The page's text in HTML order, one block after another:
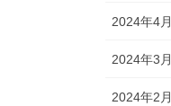
2024年4月
2024年3月
2024年2月